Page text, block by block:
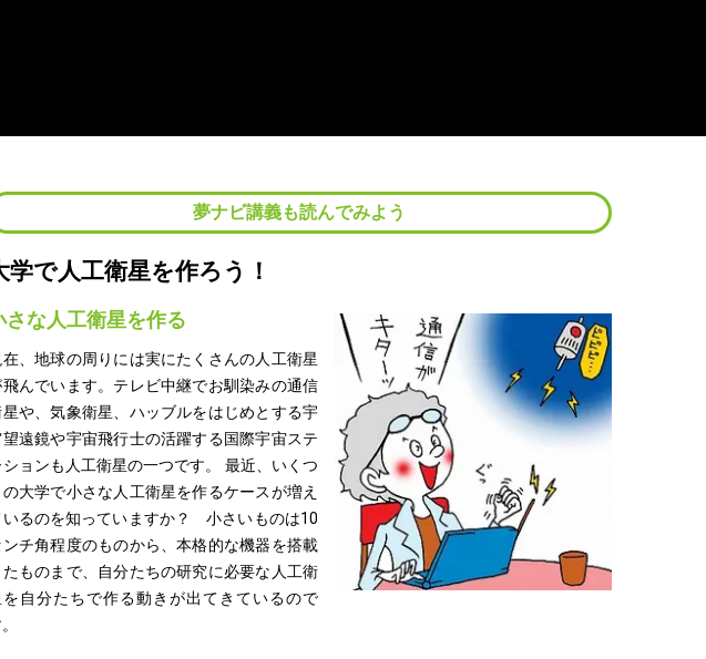
夢ナビ講義も読んでみよう
学で人工衛星を作ろう！
さな人工衛星を作る
在、地球の周りには実にたくさんの人工衛星
飛んでいます。テレビ中継でお馴染みの通信
星や、気象衛星、ハッブルをはじめとする宇
望遠鏡や宇宙飛行士の活躍する国際宇宙ステ
ションも人工衛星の一つです。 最近、いくつ
の大学で小さな人工衛星を作るケースが増え
いるのを知っていますか？ 小さいものは10
ンチ角程度のものから、本格的な機器を搭載
たものまで、自分たちの研究に必要な人工衛
を自分たちで作る動きが出てきているので